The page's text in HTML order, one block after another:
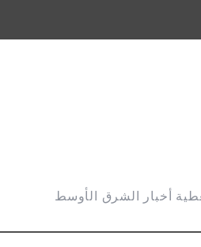
أخبار الشرق الأوسط